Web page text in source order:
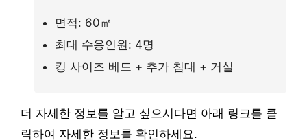
면적: 60㎡
최대 수용인원: 4명
킹 사이즈 베드 + 추가 침대 + 거실
더 자세한 정보를 알고 싶으시다면 아래 링크를 클
릭하여 자세한 정보를 확인하세요.